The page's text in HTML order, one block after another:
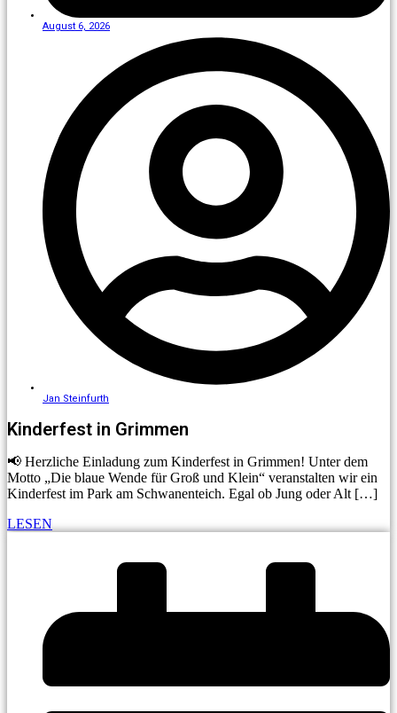
August 6, 2026
Jan Steinfurth
Kinderfest in Grimmen
📢 Herzliche Einladung zum Kinderfest in Grimmen! Unter dem
Motto „Die blaue Wende für Groß und Klein“ veranstalten wir ein
Kinderfest im Park am Schwanenteich. Egal ob Jung oder Alt […]
LESEN